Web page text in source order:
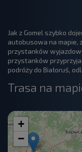
Jak z Gomel szybko
autobusowa na mapie,
przystanków
przystanków
podróży do Białoruś,
Trasa na
+
−